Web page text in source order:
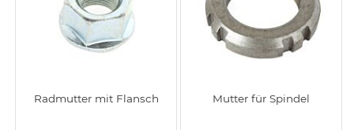
Radmutter mit Flansch Mutter für Spindel